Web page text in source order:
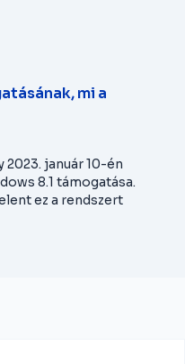
mi a
január 10-én
8.1 támogatása.
ez a rendszert